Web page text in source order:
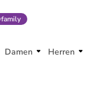
family
Damen Herren